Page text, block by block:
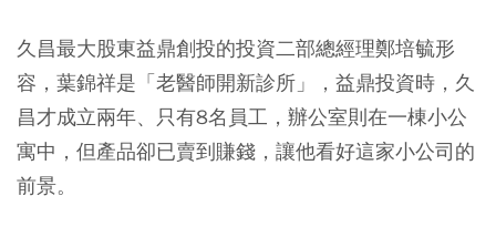
久昌最大股東益鼎創投的投資二部總經理鄭培毓形
容，葉錦祥是「老醫師開新診所」，益鼎投資時，久
昌才成立兩年、只有8名員工，辦公室則在一棟小公
寓中，但產品卻已賣到賺錢，讓他看好這家小公司的
前景。